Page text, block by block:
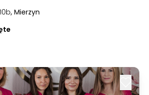
| 10b, Mierzyn